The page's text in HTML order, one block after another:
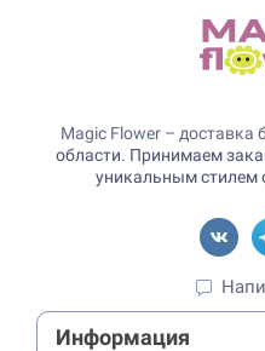
Magic Flower – доставка
области. Принимаем
уникальным стилем
Информация